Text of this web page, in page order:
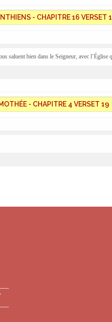
- CHAPITRE 16 VERSET
saluent bien dans le Seigneur, avec l’Église
- CHAPITRE 4 VERSET 19